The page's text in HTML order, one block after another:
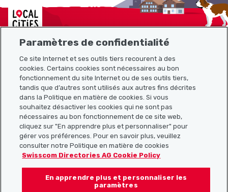
Localcities
Plan du site
Liens utiles
Télécharger l’application Localcities
Suis-nous sur les réseaux sociaux :
Paramètres de confidentialité
Ce site Internet et ses outils tiers recourent à des
cookies. Certains cookies sont nécessaires au bon
fonctionnement du site Internet ou de ses outils tiers,
tandis que d’autres sont utilisés aux autres fins décrites
dans la Politique en matière de cookies. Si vous
souhaitez désactiver les cookies qui ne sont pas
nécessaires au bon fonctionnement de ce site web,
cliquez sur "En apprendre plus et personnaliser" pour
gérer vos préférences. Pour en savoir plus, veuillez
consulter notre Politique en matière de cookies
Swisscom Directories AG Cookie Policy
En apprendre plus et personnaliser les
paramètres